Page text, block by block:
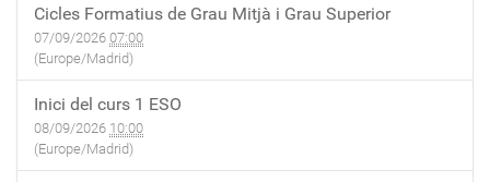
Cicles Formatius de Grau Mitjà i Grau Superior
07/09/2026 07:00
(Europe/Madrid)
Inici del curs 1 ESO
08/09/2026 10:00
(Europe/Madrid)